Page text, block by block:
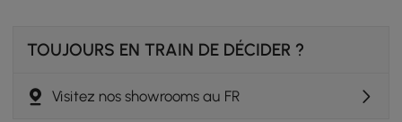
TOUJOURS EN TRAIN DE DÉCIDER ?
Visitez nos showrooms au FR